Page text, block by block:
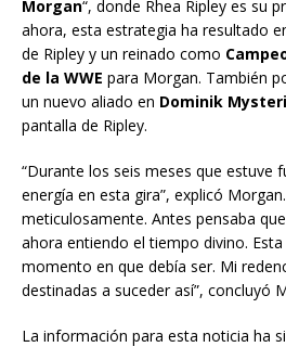
Morgan“, donde Rhea Ripley es su
ahora, esta estrategia ha resultado
de Ripley y un reinado como
de la WWE para Morgan. También
un nuevo aliado en Dominik
pantalla de Ripley.
“Durante los seis meses que estuve
energía en esta gira”, explicó
meticulosamente. Antes pensaba
ahora entiendo el tiempo divino.
momento en que debía ser. Mi
destinadas a suceder así”, concluyó
La información para esta noticia ha